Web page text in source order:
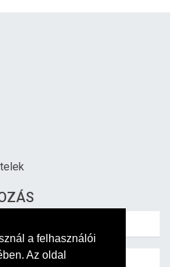
a felhasználói
Az oldal